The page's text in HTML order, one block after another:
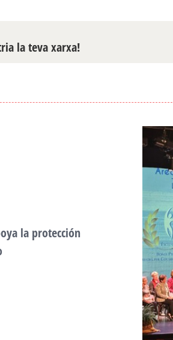
la teva xarxa!
la protección